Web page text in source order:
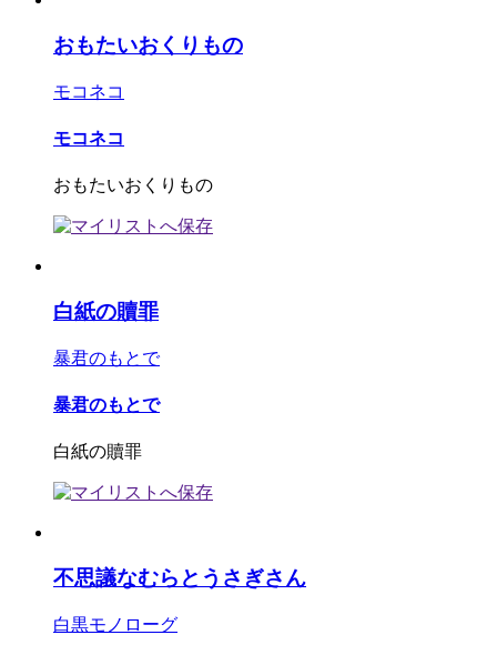
おもたいおくりもの
モコネコ
モコネコ
おもたいおくりもの
白紙の贖罪
暴君のもとで
暴君のもとで
白紙の贖罪
不思議なむらとうさぎさん
白黒モノローグ